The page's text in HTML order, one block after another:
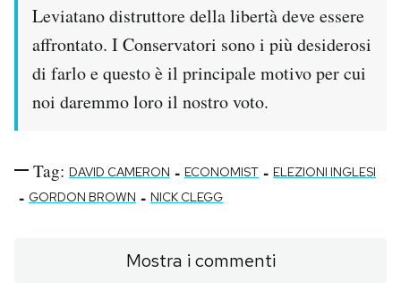
Leviatano distruttore della libertà deve essere
affrontato. I Conservatori sono i più desiderosi
di farlo e questo è il principale motivo per cui
noi daremmo loro il nostro voto.
Tag: DAVID CAMERON - ECONOMIST - ELEZIONI INGLESI
- GORDON BROWN - NICK CLEGG
Mostra i commenti